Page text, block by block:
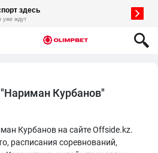
Курбанов"
Курбанов на сайте Offside.kz.
расписания соревнований,